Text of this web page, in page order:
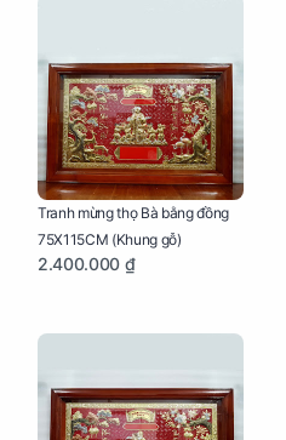
Tranh mừng thọ Bà bằng đồng
75X115CM (Khung gỗ)
2.400.000 ₫